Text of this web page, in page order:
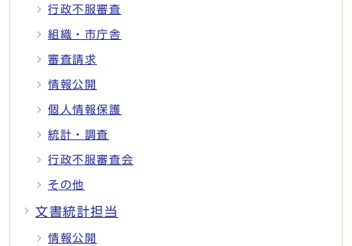
行政不服審査
組織・市庁舎
審査請求
情報公開
個人情報保護
統計・調査
行政不服審査会
その他
文書統計担当
情報公開